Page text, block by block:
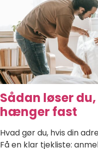
Sådan løser
hænger fast
Hvad gør du, hvis din
Få en klar tjekliste: